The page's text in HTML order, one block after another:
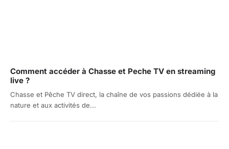
Comment accéder à Chasse et Peche TV en streaming
live ?
Chasse et Pêche TV direct, la chaîne de vos passions dédiée à la
nature et aux activités de...